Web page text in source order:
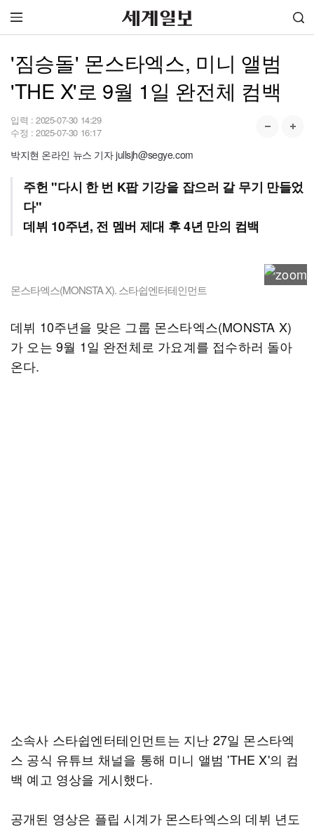
'짐승돌' 몬스타엑스, 미니 앨범
'THE X'로 9월 1일 완전체 컴백
입력 : 2025-07-30 14:29
수정 : 2025-07-30 16:17
박지현 온라인 뉴스 기자 jullsjh@segye.com
주헌 "다시 한 번 K팝 기강을 잡으러 갈 무기 만들었
다"
데뷔 10주년, 전 멤버 제대 후 4년 만의 컴백
몬스타엑스(MONSTA X). 스타쉽엔터테인먼트
데뷔 10주년을 맞은 그룹 몬스타엑스(MONSTA X)
가 오는 9월 1일 완전체로 가요계를 접수하러 돌아
온다.
소속사 스타쉽엔터테인먼트는 지난 27일 몬스타엑
스 공식 유튜브 채널을 통해 미니 앨범 'THE X'의 컴
백 예고 영상을 게시했다.
공개된 영상은 플립 시계가 몬스타엑스의 데뷔 년도